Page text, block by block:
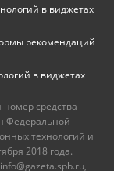
в виджетах
рекомендаций
в виджетах
средства
Федеральной
технологий и
2018 года.